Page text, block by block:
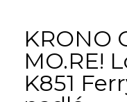
KRONO
MO.RE!
K851